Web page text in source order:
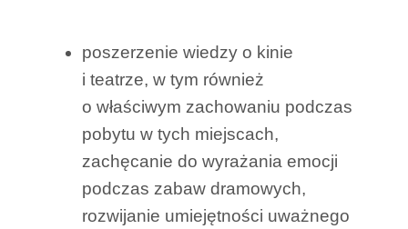
poszerzenie wiedzy o kinie
i teatrze, w tym również
o właściwym zachowaniu podczas
pobytu w tych miejscach,
zachęcanie do wyrażania emocji
podczas zabaw dramowych,
rozwijanie umiejętności uważnego